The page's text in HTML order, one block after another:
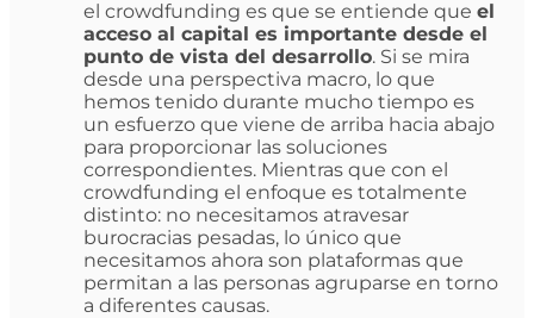
el crowdfunding es que se entiende que el
acceso al capital es importante desde el
punto de vista del desarrollo. Si se mira
desde una perspectiva macro, lo que
hemos tenido durante mucho tiempo es
un esfuerzo que viene de arriba hacia abajo
para proporcionar las soluciones
correspondientes. Mientras que con el
crowdfunding el enfoque es totalmente
distinto: no necesitamos atravesar
burocracias pesadas, lo único que
necesitamos ahora son plataformas que
permitan a las personas agruparse en torno
a diferentes causas.